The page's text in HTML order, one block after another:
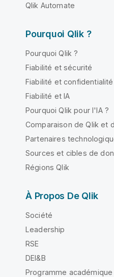
Qlik Automate
Pourquoi Qlik ?
Pourquoi Qlik ?
Fiabilité et sécurité
Fiabilité et confidentialité
Fiabilité et IA
Pourquoi Qlik pour l'IA ?
Comparaison de Qlik et
Partenaires
Sources et cibles de
Régions Qlik
À Propos De Qlik
Société
Leadership
RSE
DEI&B
Programme académique